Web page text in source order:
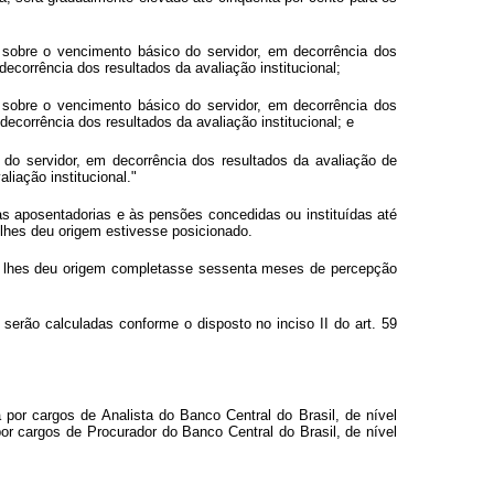
o vencimento básico do servidor, em decorrência dos
dos resultados da avaliação institucional;
o vencimento básico do servidor, em decorrência dos
dos resultados da avaliação institucional; e
servidor, em decorrência dos resultados da avaliação de
institucional."
aposentadorias e às pensões concedidas ou instituídas até
deu origem estivesse posicionado.
deu origem completasse sessenta meses de percepção
calculadas conforme o disposto no inciso II do art. 59
cargos de Analista do Banco Central do Brasil, de nível
cargos de Procurador do Banco Central do Brasil, de nível